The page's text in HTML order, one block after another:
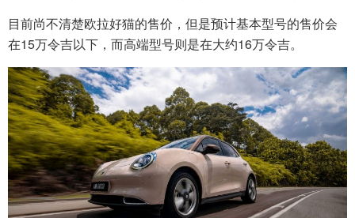
目前尚不清楚欧拉好猫的售价，但是预计基本型号的售价会
在15万令吉以下，而高端型号则是在大约16万令吉。